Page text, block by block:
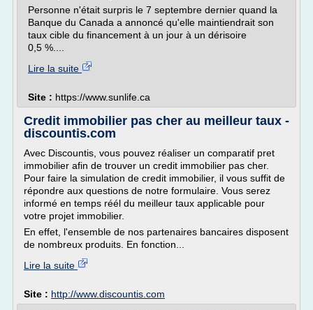
Personne n'était surpris le 7 septembre dernier quand la
Banque du Canada a annoncé qu'elle maintiendrait son
taux cible du financement à un jour à un dérisoire
0,5 %....
Lire la suite
Site : https://www.sunlife.ca
Credit immobilier pas cher au meilleur taux -
discountis.com
Avec Discountis, vous pouvez réaliser un comparatif pret
immobilier afin de trouver un credit immobilier pas cher.
Pour faire la simulation de credit immobilier, il vous suffit de
répondre aux questions de notre formulaire. Vous serez
informé en temps réél du meilleur taux applicable pour
votre projet immobilier.
En effet, l'ensemble de nos partenaires bancaires disposent
de nombreux produits. En fonction...
Lire la suite
Site : http://www.discountis.com